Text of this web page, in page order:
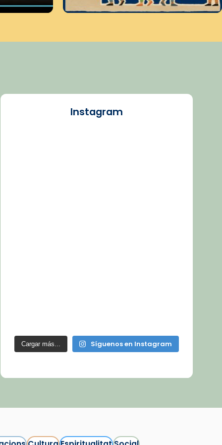
Instagram
Cargar más... Síguenos en Instagram